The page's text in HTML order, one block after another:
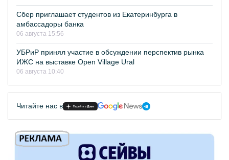
Сбер приглашает студентов из Екатеринбурга в
амбассадоры банка
06 августа 15:56
УБРиР принял участие в обсуждении перспектив рынка
ИЖС на выставке Open Village Ural
06 августа 10:40
Читайте нас в